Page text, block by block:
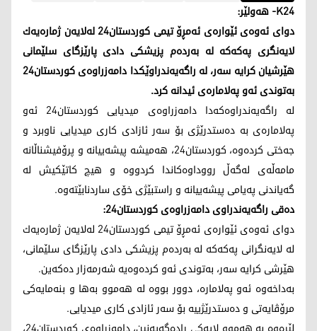
K24- هه‌ولێر:
دوای ئه‌وه‌ی ئێواره‌ی ئه‌مڕۆ تیمی كوردستان24 له‌لایه‌ن ژماره‌یه‌ك
لایه‌نگری په‌كه‌كه‌ له‌ به‌رده‌م پزیشكی دادی پارێزگای سلێمانی
هێرشیان كرایه‌ سه‌ر، له‌ راگه‌یه‌ندراوێكدا دامه‌زراوه‌ی كوردستان24
به‌توندی ئه‌و په‌لاماره‌ی ئیدانه‌ كرد.
له‌ راگه‌یه‌ندراوه‌كه‌دا دامه‌زراوه‌ی میدیایی كوردستان24 ئه‌و
په‌لاماره‌ی به‌ ده‌ستدرێژی بۆ سه‌ر ئازادی كاری میدیایی ناوبرد و
جه‌ختی كرده‌وه‌، كوردستان24، هه‌میشه‌ پیشەییانە و پرۆفیشناڵانە
مامه‌ڵه‌ی له‌گه‌ڵ رووداوه‌كاندا كردووه‌ و هیچ کاتێکیش لە
گەیاندنی پەیامی پیشەییانە و راستبێژی خۆی ساردنابێتەوە.
ده‌قی راگه‌یه‌ندراوی دامه‌زراوه‌ی كوردستان24:
دوای ئه‌وه‌ی ئێواره‌ی ئه‌مڕۆ تیمی كوردستان24 له‌لایه‌ن ژماره‌یه‌ك
لە لایەنگرانی پەکەکە له‌ به‌رده‌م پزیشكی دادی پارێزگای سلێمانی،
هێرشی كرایه‌ سه‌ر، به‌توندی ئه‌و کردەوەیە شەرمەزار‌ دەکەین.
بەداخەوە ئه‌و په‌لاماره‌، دوور بووە له‌ هه‌موو به‌ها و بنه‌مایه‌كی
مرۆڤایه‌تی و ده‌ستدرێژییه‌ بۆ سه‌ر ئازادی کاری میدیایی.